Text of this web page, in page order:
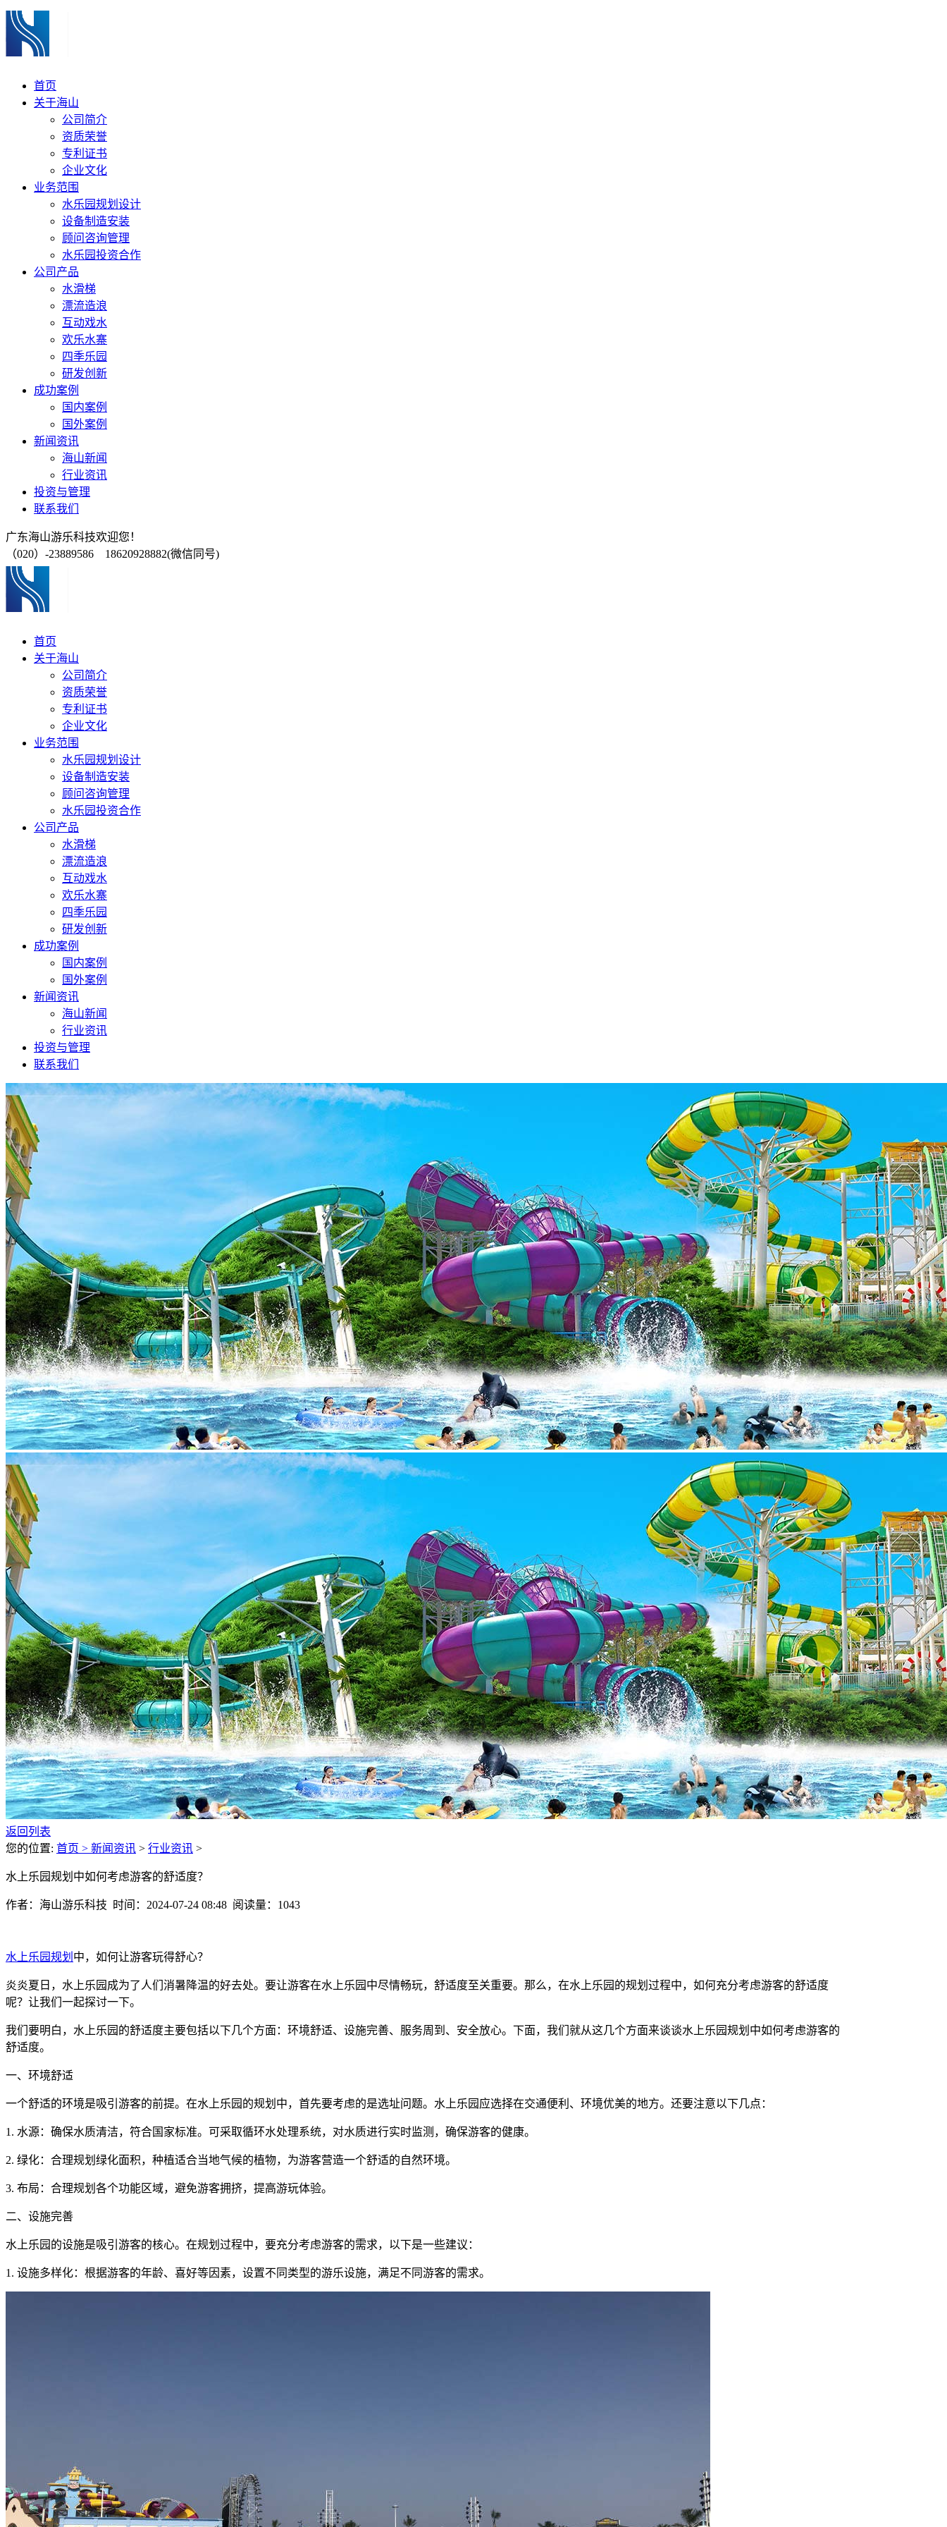
首页
关于海山
公司简介
资质荣誉
专利证书
企业文化
业务范围
水乐园规划设计
设备制造安装
顾问咨询管理
水乐园投资合作
公司产品
水滑梯
漂流造浪
互动戏水
欢乐水寨
四季乐园
研发创新
成功案例
国内案例
国外案例
新闻资讯
海山新闻
行业资讯
投资与管理
联系我们
广东海山游乐科技欢迎您！
（020）-23889586 18620928882(微信同号)
首页
关于海山
公司简介
资质荣誉
专利证书
企业文化
业务范围
水乐园规划设计
设备制造安装
顾问咨询管理
水乐园投资合作
公司产品
水滑梯
漂流造浪
互动戏水
欢乐水寨
四季乐园
研发创新
成功案例
国内案例
国外案例
新闻资讯
海山新闻
行业资讯
投资与管理
联系我们
返回列表
您的位置: 首页 > 新闻资讯 > 行业资讯 >
水上乐园规划中如何考虑游客的舒适度？
作者：海山游乐科技 时间：2024-07-24 08:48 阅读量：1043
水上乐园规划 中，如何让游客玩得舒心？
炎炎夏日，水上乐园成为了人们消暑降温的好去处。要让游客在水上乐园中尽情畅玩，舒适度至关重要。那么，在水上乐园的规划过程中，如何充分考虑游客的舒适度
呢？让我们一起探讨一下。
我们要明白，水上乐园的舒适度主要包括以下几个方面：环境舒适、设施完善、服务周到、安全放心。下面，我们就从这几个方面来谈谈水上乐园规划中如何考虑游客的
舒适度。
一、环境舒适
一个舒适的环境是吸引游客的前提。在水上乐园的规划中，首先要考虑的是选址问题。水上乐园应选择在交通便利、环境优美的地方。还要注意以下几点：
1. 水源：确保水质清洁，符合国家标准。可采取循环水处理系统，对水质进行实时监测，确保游客的健康。
2. 绿化：合理规划绿化面积，种植适合当地气候的植物，为游客营造一个舒适的自然环境。
3. 布局：合理规划各个功能区域，避免游客拥挤，提高游玩体验。
二、设施完善
水上乐园的设施是吸引游客的核心。在规划过程中，要充分考虑游客的需求，以下是一些建议：
1. 设施多样化：根据游客的年龄、喜好等因素，设置不同类型的游乐设施，满足不同游客的需求。